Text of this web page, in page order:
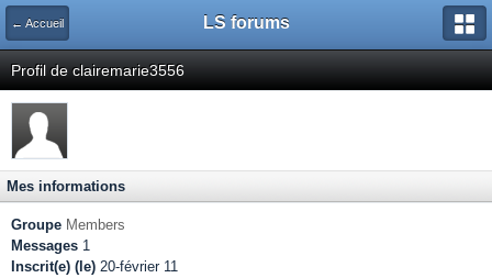
← Accueil LS forums
Profil de clairemarie3556
Mes informations
Groupe Members
Messages 1
Inscrit(e) (le) 20-février 11